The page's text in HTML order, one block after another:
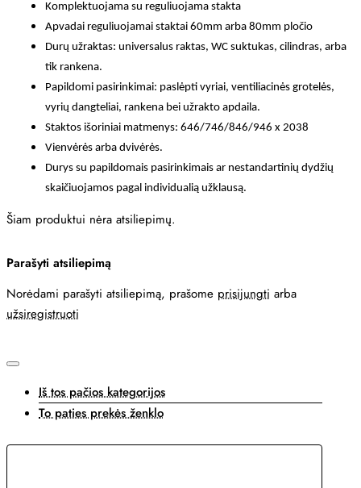
Komplektuojama su reguliuojama stakta
Apvadai reguliuojamai staktai 60mm arba 80mm pločio
Durų užraktas: universalus raktas, WC suktukas, cilindras, arba
tik rankena.
Papildomi pasirinkimai: paslėpti vyriai, ventiliacinės grotelės,
vyrių dangteliai, rankena bei užrakto apdaila.
Staktos išoriniai matmenys: 646/746/846/946 x 2038
Vienvėrės arba dvivėrės.
Durys su papildomais pasirinkimais ar nestandartinių dydžių
skaičiuojamos pagal individualią užklausą.
Šiam produktui nėra atsiliepimų.
Parašyti atsiliepimą
Norėdami parašyti atsiliepimą, prašome prisijungti arba
užsiregistruoti
Iš tos pačios kategorijos
To paties prekės ženklo